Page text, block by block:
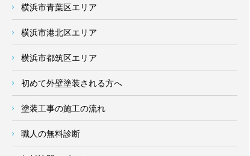
横浜市青葉区エリア
横浜市港北区エリア
横浜市都筑区エリア
初めて外壁塗装される方へ
塗装工事の施工の流れ
職人の無料診断